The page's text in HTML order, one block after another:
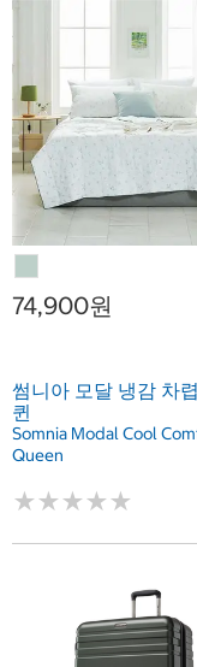
74,900원
썸니아 모달 냉감 차
퀸
Somnia Modal Cool
Queen
★★★★★
★★★★★